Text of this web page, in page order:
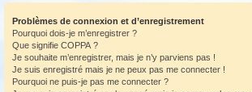
Problèmes de connexion et d’enregistrement
Pourquoi dois-je m’enregistrer ?
Que signifie COPPA ?
Je souhaite m’enregistrer, mais je n’y parviens pas !
Je suis enregistré mais je ne peux pas me connecter !
Pourquoi ne puis-je pas me connecter ?